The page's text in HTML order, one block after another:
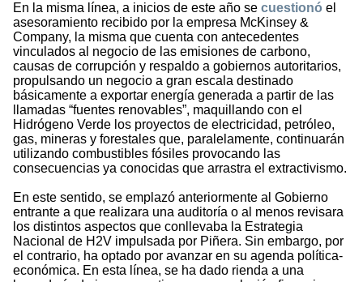
En la misma línea, a inicios de este año se cuestionó el
asesoramiento recibido por la empresa McKinsey &
Company, la misma que cuenta con antecedentes
vinculados al negocio de las emisiones de carbono,
causas de corrupción y respaldo a gobiernos autoritarios,
propulsando un negocio a gran escala destinado
básicamente a exportar energía generada a partir de las
llamadas “fuentes renovables”, maquillando con el
Hidrógeno Verde los proyectos de electricidad, petróleo,
gas, mineras y forestales que, paralelamente, continuarán
utilizando combustibles fósiles provocando las
consecuencias ya conocidas que arrastra el extractivismo.
En este sentido, se emplazó anteriormente al Gobierno
entrante a que realizara una auditoría o al menos revisara
los distintos aspectos que conllevaba la Estrategia
Nacional de H2V impulsada por Piñera. Sin embargo, por
el contrario, ha optado por avanzar en su agenda política-
económica. En esta línea, se ha dado rienda a una